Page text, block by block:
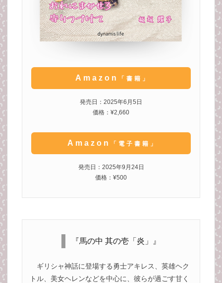
Amazon 「書籍」
発売日：2025年6月5日
価格：¥2,660
Amazon 「電子書籍」
発売日：2025年9月24日
価格：¥500
『馬の中 其の壱「炎」』
ギリシャ神話に登場する勇士アキレス、英雄ヘク
トル、美女ヘレンなどを中心に、彼らが過ごす甘く